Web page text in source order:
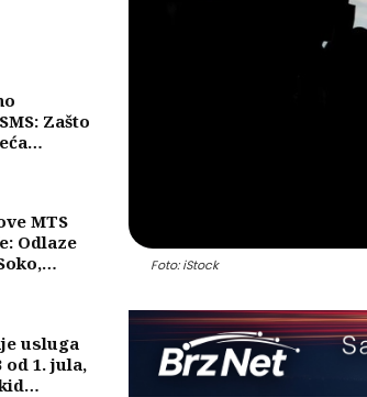
Zašto
MTS
Odlaze
usluga
od 1. jula,
Foto: iStock